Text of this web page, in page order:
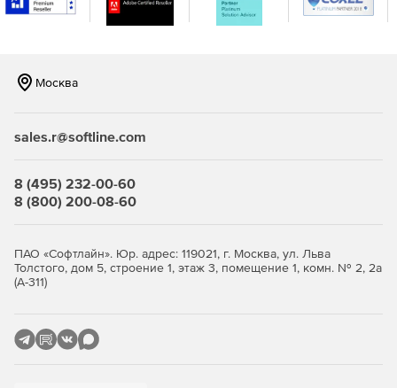
Москва
sales.r@softline.com
8 (495) 232-00-60
8 (800) 200-08-60
ПАО «Софтлайн». Юр. адрес: 119021, г. Москва, ул. Льва
Толстого, дом 5, строение 1, этаж 3, помещение 1, комн. № 2, 2а
(А-311)